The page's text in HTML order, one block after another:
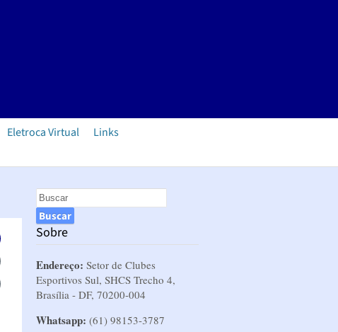
Eletroca Virtual
Links
Sobre
Endereço: Setor de Clubes
Esportivos Sul, SHCS Trecho 4,
Brasília - DF, 70200-004
Whatsapp: (61) 98153-3787